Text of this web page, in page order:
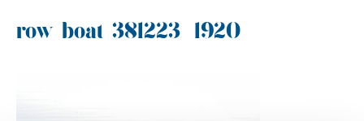
row-boat-381223_1920